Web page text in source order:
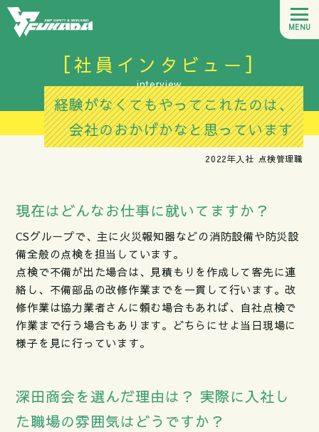
MENU
仕事を知る
深田商会について
社員インタビュー
募集要項・エントリー
プライバシーポリシー
社員インタビュー
interview
経験がなくてもやってこれたのは、
会社のおかげかなと思っています
2022年入社 点検管理職
現在はどんなお仕事に就いてますか？
CSグループで、主に火災報知器などの消防設備や防災設
備全般の点検を担当しています。
点検で不備が出た場合は、見積もりを作成して客先に連
絡し、不備部品の改修作業までを一貫して行います。改
修作業は協力業者さんに頼む場合もあれば、自社点検で
作業まで行う場合もあります。どちらにせよ当日現場に
様子を見に行っています。
深田商会を選んだ理由は？ 実際に入社し
た職場の雰囲気はどうですか？